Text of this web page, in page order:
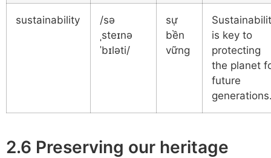
sustainability
/sə
ˌsteɪnə
ˈbɪləti/
sự
bền
vững
is key to
protecting
the planet
future
2.6 Preserving our heritage